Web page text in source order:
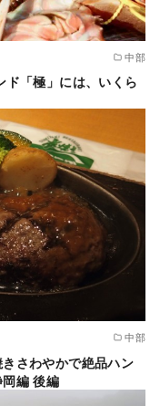
中部
ド「極」には、いくら
中部
さわやかで絶品ハン
編 後編